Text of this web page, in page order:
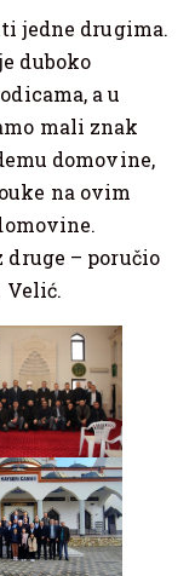
jedne drugima.
duboko
a u
mali znak
domovine,
na ovim
– poručio
Velić.